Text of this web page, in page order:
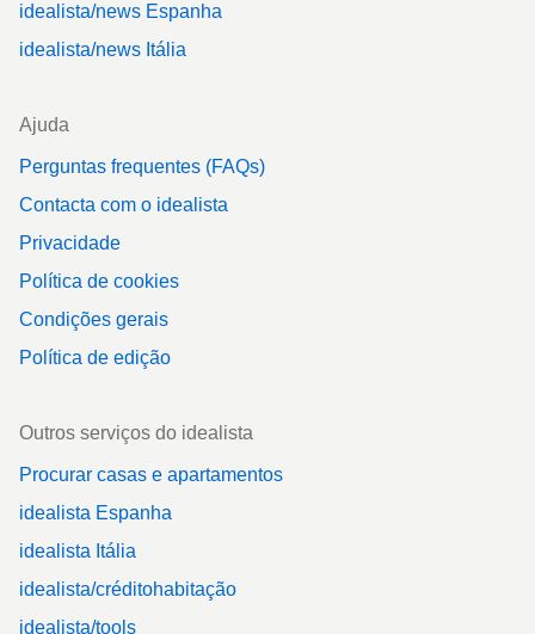
idealista/news Espanha
idealista/news Itália
Ajuda
Perguntas frequentes (FAQs)
Contacta com o idealista
Privacidade
Política de cookies
Condições gerais
Política de edição
Outros serviços do idealista
Procurar casas e apartamentos
idealista Espanha
idealista Itália
idealista/créditohabitação
idealista/tools